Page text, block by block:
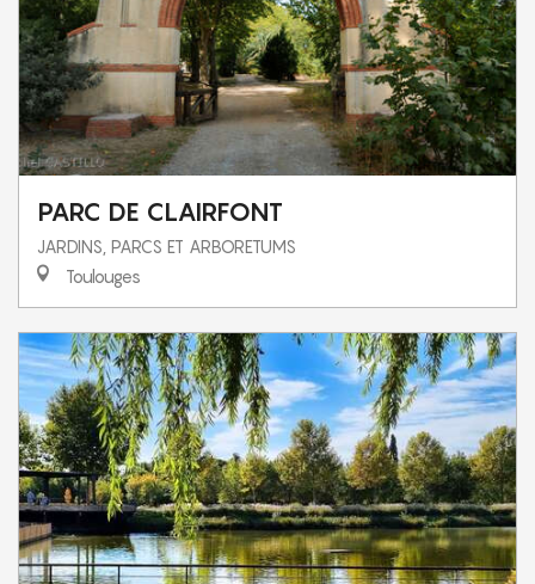
PARC DE CLAIRFONT
JARDINS, PARCS ET ARBORETUMS
Toulouges